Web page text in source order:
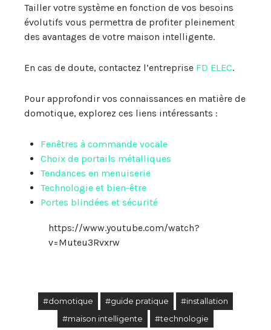
Tailler votre système en fonction de vos besoins
évolutifs vous permettra de profiter pleinement
des avantages de votre maison intelligente.
En cas de doute, contactez l’entreprise FD ELEC.
Pour approfondir vos connaissances en matière de
domotique, explorez ces liens intéressants :
Fenêtres à commande vocale
Choix de portails métalliques
Tendances en menuiserie
Technologie et bien-être
Portes blindées et sécurité
https://www.youtube.com/watch?
v=Muteu3Rvxrw
#domotique #guide pratique
#installation
#maison intelligente
#technologie